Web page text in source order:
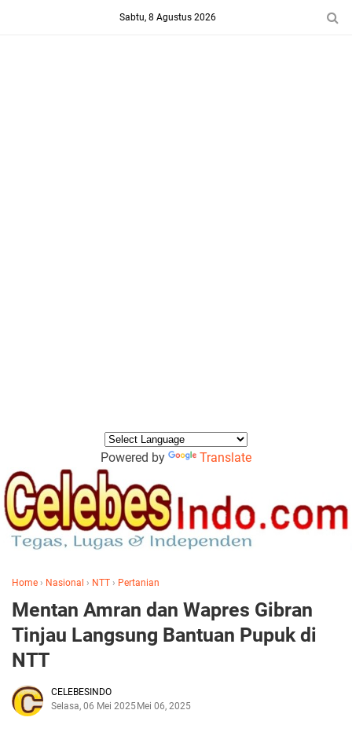
Sabtu, 8 Agustus 2026
Powered by Translate
Home › Nasional › NTT › Pertanian
Mentan Amran dan Wapres Gibran
Tinjau Langsung Bantuan Pupuk di
NTT
CELEBESINDO
Selasa, 06 Mei 2025 Mei 06, 2025